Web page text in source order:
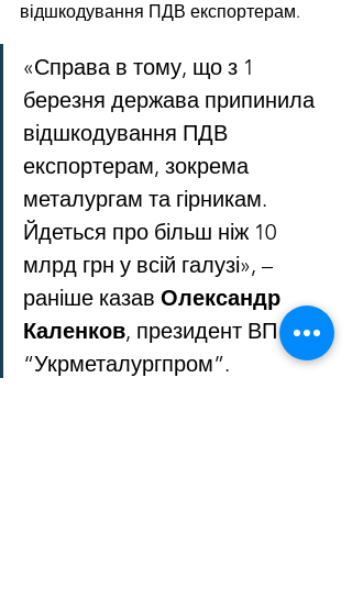
відшкодування ПДВ експортерам.
«Справа в тому, що з 1
березня держава припинила
відшкодування ПДВ
експортерам, зокрема
металургам та гірникам.
Йдеться про більш ніж 10
млрд грн у всій галузі», –
раніше казав Олександр
Каленков, президент ВП
“Укрметалургпром”.